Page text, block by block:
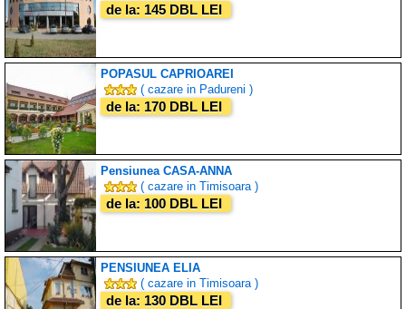
de la: 145 DBL LEI
POPASUL CAPRIOAREI
( cazare in Padureni )
de la: 170 DBL LEI
Pensiunea CASA-ANNA
( cazare in Timisoara )
de la: 100 DBL LEI
PENSIUNEA ELIA
( cazare in Timisoara )
de la: 130 DBL LEI